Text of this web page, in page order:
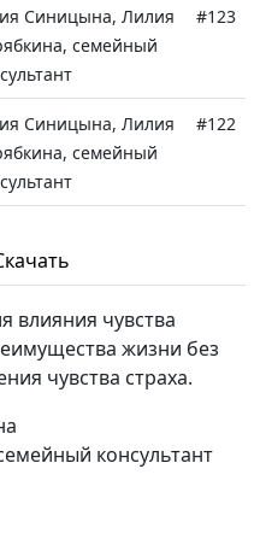
Синицына, Лилия
семейный
#123
Синицына, Лилия
семейный
#122
семейный
Синицына, Лилия
семейный
#120
Синицына, Лилия
семейный
влияния чувства
жизни без
чувства страха.
консультант